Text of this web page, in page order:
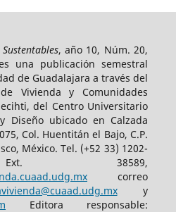
, año 10, Núm. 20,
una publicación semestral
de Guadalajara a través del
Vivienda y Comunidades
del Centro Universitario
Diseño ubicado en Calzada
Col. Huentitán el Bajo, C.P.
México. Tel. (+52 33) 1202-
38589,
correo
y
Editora responsable: